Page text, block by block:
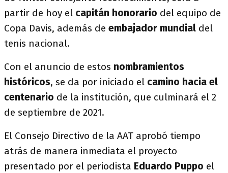
partir de hoy el capitán honorario del equipo de
Copa Davis, además de embajador mundial del
tenis nacional.
Con el anuncio de estos nombramientos
históricos, se da por iniciado el camino hacia el
centenario de la institución, que culminará el 2
de septiembre de 2021.
El Consejo Directivo de la AAT aprobó tiempo
atrás de manera inmediata el proyecto
presentado por el periodista Eduardo Puppo el